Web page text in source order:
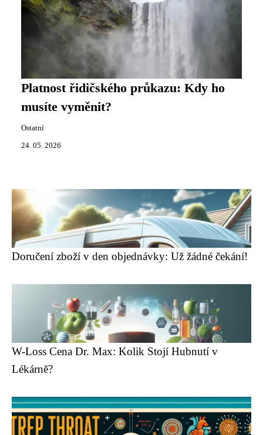
Platnost řidičského průkazu: Kdy ho
musíte vyměnit?
Ostatní
24. 05. 2026
Doručení zboží v den objednávky: Už žádné čekání!
W-Loss Cena Dr. Max: Kolik Stojí Hubnutí v
Lékárně?